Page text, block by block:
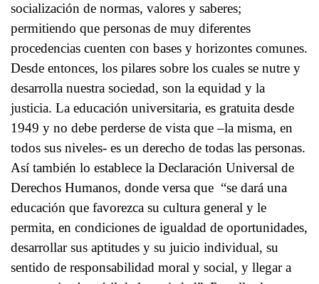
socialización de normas, valores y saberes;
permitiendo que personas de muy diferentes
procedencias cuenten con bases y horizontes comunes.
Desde entonces, los pilares sobre los cuales se nutre y
desarrolla nuestra sociedad, son la equidad y la
justicia. La educación universitaria, es gratuita desde
1949 y no debe perderse de vista que –la misma, en
todos sus niveles- es un derecho de todas las personas.
Así también lo establece la Declaración Universal de
Derechos Humanos, donde versa que “se dará una
educación que favorezca su cultura general y le
permita, en condiciones de igualdad de oportunidades,
desarrollar sus aptitudes y su juicio individual, su
sentido de responsabilidad moral y social, y llegar a